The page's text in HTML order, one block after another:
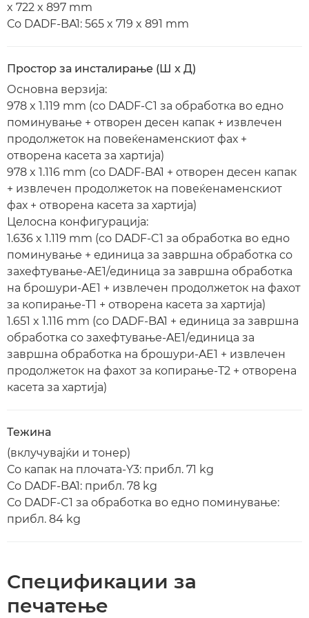
x 722 x 897 mm
Со DADF-BA1: 565 x 719 x 891 mm
Простор за инсталирање (Ш x Д)
Основна верзија:
978 x 1.119 mm (со DADF-C1 за обработка во едно
поминување + отворен десен капак + извлечен
продолжеток на повеќенаменскиот фах +
отворена касета за хартија)
978 x 1.116 mm (со DADF-BA1 + отворен десен капак
+ извлечен продолжеток на повеќенаменскиот
фах + отворена касета за хартија)
Целосна конфигурација:
1.636 x 1.119 mm (со DADF-C1 за обработка во едно
поминување + единица за завршна обработка со
захефтување-AE1/единица за завршна обработка
на брошури-AE1 + извлечен продолжеток на фахот
за копирање-T1 + отворена касета за хартија)
1.651 x 1.116 mm (со DADF-BA1 + единица за завршна
обработка со захефтување-AE1/единица за
завршна обработка на брошури-AE1 + извлечен
продолжеток на фахот за копирање-T2 + отворена
касета за хартија)
Тежина
(вклучувајќи и тонер)
Со капак на плочата-Y3: прибл. 71 kg
Со DADF-BA1: прибл. 78 kg
Со DADF-C1 за обработка во едно поминување:
прибл. 84 kg
Спецификации за
печатење